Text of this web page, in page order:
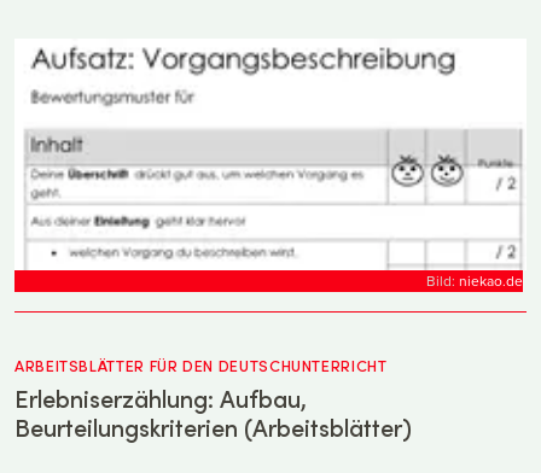
Bild: niekao.de
ARBEITSBLÄTTER FÜR DEN DEUTSCHUNTERRICHT
Erlebniserzählung: Aufbau,
Beurteilungskriterien (Arbeitsblätter)